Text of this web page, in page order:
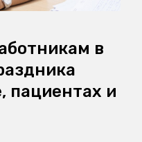
в
пациентах и